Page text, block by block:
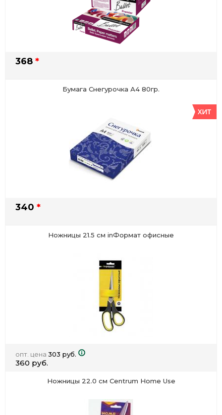
368 *
Бумага Снегурочка А4 80гр.
340 *
Ножницы 21.5 см inФормат офисные
опт. цена 303 руб.
360 руб.
Ножницы 22.0 см Centrum Home Use